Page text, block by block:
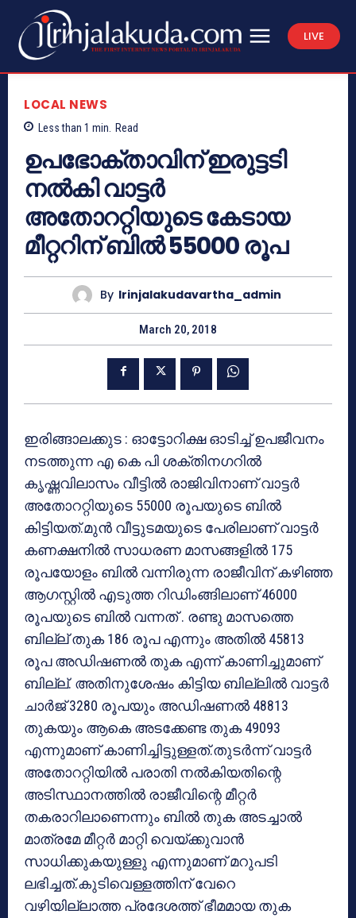
LIVE
LOCAL NEWS
Less than 1 min. Read
ഉപഭോക്താവിന് ഇരുട്ടടി
നല്‍കി വാട്ടര്‍
അതോററ്റിയുടെ കേടായ
മീറ്ററിന് ബില്‍ 55000 രൂപ
By Irinjalakudavartha_admin
March 20, 2018
ഇരിങ്ങാലക്കുട : ഓട്ടോറിക്ഷ ഓടിച്ച് ഉപജീവനം
നടത്തുന്ന എ കെ പി ശക്തിനഗറില്‍
കൃഷ്ണവിലാസം വീട്ടില്‍ രാജിവിനാണ് വാട്ടര്‍
അതോററ്റിയുടെ 55000 രൂപയുടെ ബില്‍
കിട്ടിയത്.മുന്‍ വീട്ടുടമയുടെ പേരിലാണ് വാട്ടര്‍
കണക്ഷനില്‍ സാധരണ മാസങ്ങളില്‍ 175
രൂപയോളം ബില്‍ വന്നിരുന്ന രാജീവിന് കഴിഞ്ഞ
ആഗസ്റ്റില്‍ എടുത്ത റിഡിംങ്ങിലാണ് 46000
രൂപയുടെ ബില്‍ വന്നത് . രണ്ടു മാസത്തെ
ബില്ല് തുക 186 രൂപ എന്നും അതില്‍ 45813
രൂപ അഡിഷണല്‍ തുക എന്ന് കാണിച്ചുമാണ്
ബില്ല്. അതിനുശേഷം കിട്ടിയ ബില്ലില്‍ വാട്ടര്‍
ചാര്‍ജ് 3280 രൂപയും അഡിഷണല്‍ 48813
തുകയും ആകെ അടക്കേണ്ട തുക 49093
എന്നുമാണ് കാണിച്ചിട്ടുള്ളത്.തുടര്‍ന്ന് വാട്ടര്‍
അതോററ്റിയില്‍ പരാതി നല്‍കിയതിന്റെ
അടിസ്ഥാനത്തില്‍ രാജീവിന്റെ മീറ്റര്‍
തകരാറിലാണെന്നും ബില്‍ തുക അടച്ചാല്‍
മാത്രമേ മീറ്റര്‍ മാറ്റി വെയ്ക്കുവാന്‍
സാധിക്കുകയുള്ളു എന്നുമാണ് മറുപടി
ലഭിച്ചത്.കുടിവെള്ളത്തിന് വേറെ
വഴിയില്ലാത്ത പ്രദേശത്ത് ഭീമമായ തുക